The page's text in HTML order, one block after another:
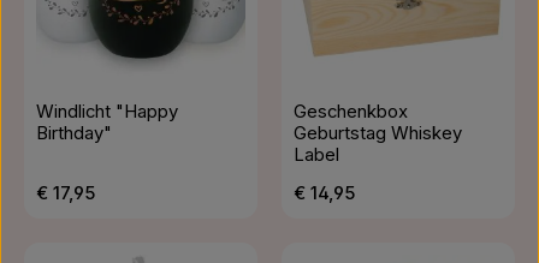
Windlicht "Happy
Birthday"
Regulärer Preis:
€ 17,95
Geschenkbox
Geburtstag Whiskey
Label
Regulärer Preis:
€ 14,95